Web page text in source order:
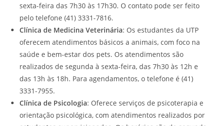
sexta-feira das 7h30 às 17h30. O contato pode ser feito
pelo telefone (41) 3331-7816.
Clínica de Medicina Veterinária: Os estudantes da UTP
oferecem atendimentos básicos a animais, com foco na
saúde e bem-estar dos pets. Os atendimentos são
realizados de segunda à sexta-feira, das 7h30 às 12h e
das 13h às 18h. Para agendamentos, o telefone é (41)
3331-7955.
Clínica de Psicologia: Oferece serviços de psicoterapia e
orientação psicológica, com atendimentos realizados por